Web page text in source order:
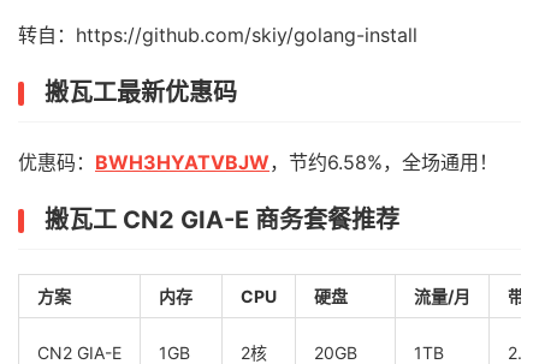
转自：https://github.com/skiy/golang-install
搬瓦工最新优惠码
优惠码： BWH3HYATVBJW，节约6.58%，全场通用！
搬瓦工 CN2 GIA-E 商务套餐推荐
方案 内存 CPU 硬盘 流量/月 带
CN2 GIA-E 1GB 2核 20GB 1TB